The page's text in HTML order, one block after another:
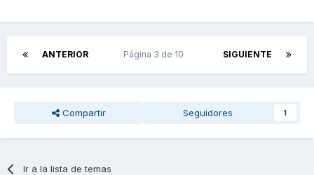
ANTERIOR SIGUIENTE
Página 3 de 10
Compartir Seguidores 1
Ir a la lista de temas